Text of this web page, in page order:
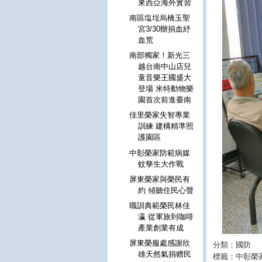
分類：國防
標籤：中彰榮
來西亞海外實習
南區塩埕烏橋玉聖
宮3/30辦捐血紓
血荒
南部獨家！新光三
越台南中山店兒
童音樂王國盛大
登場 米特動物樂
園首次前進臺南
佳里榮家失智專業
訓練 建構精準照
護園區
中彰榮家防範病媒
蚊孳生大作戰
屏東榮家與榮民有
約 傾聽住民心聲
職訓典範榮民林佳
瀛 從軍旅到咖啡
產業創業有成
屏東榮服處感謝欣
雄天然氣捐赠民